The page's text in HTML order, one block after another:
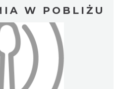
W POBLIŻU